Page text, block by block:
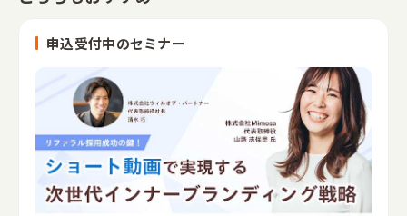
申込受付中のセミナー